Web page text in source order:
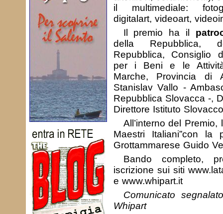
il multimediale:
digitalart, videoart,
Il premio ha il
della Repubblica,
Repubblica, Consiglio
per i Beni e le
Marche, Provincia di
Stanislav Vallo -
Repubblica Slovacca -,
Direttore Istituto
All’interno del Premio,
Maestri Italiani”con la
Grottammarese Guido
Bando completo,
iscrizione sui siti
e www.whipart.it
Comunicato
Whipart